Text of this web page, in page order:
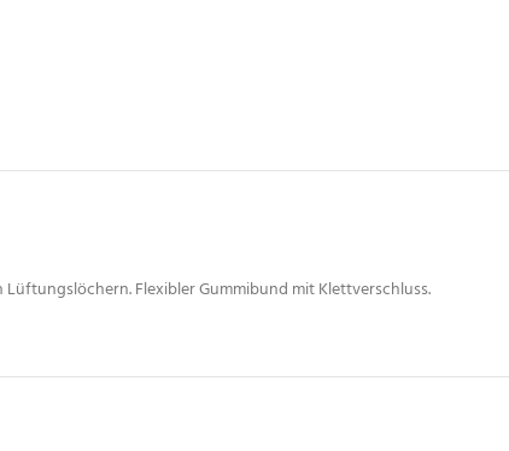
Flexibler Gummibund mit Klettverschluss.